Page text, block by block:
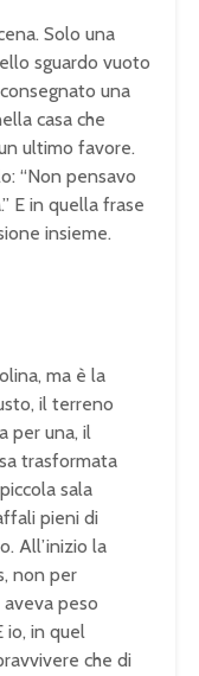
Solo una
sguardo vuoto
una
casa che
ultimo favore.
“Non pensavo
E in quella frase
insieme.
ma è la
il terreno
per una, il
trasformata
sala
pieni di
All’inizio la
non per
peso
io, in quel
che di